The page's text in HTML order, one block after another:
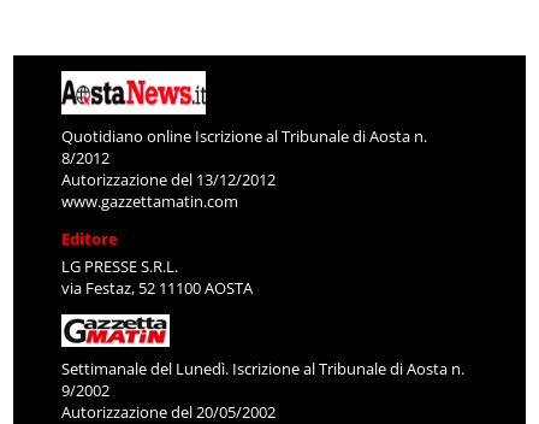
Quotidiano online Iscrizione al Tribunale di Aosta n.
8/2012
Autorizzazione del 13/12/2012
www.gazzettamatin.com
Editore
LG PRESSE S.R.L.
via Festaz, 52 11100 AOSTA
Settimanale del Lunedì. Iscrizione al Tribunale di Aosta n.
9/2002
Autorizzazione del 20/05/2002